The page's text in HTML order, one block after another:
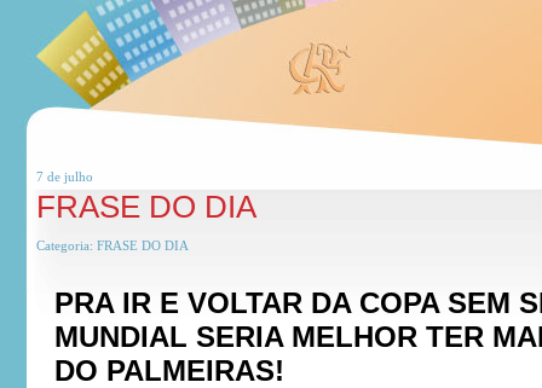
7 de julho
FRASE DO DIA
Categoria: FRASE DO DIA
PRA IR E VOLTAR DA COPA SEM
MUNDIAL SERIA MELHOR TER
DO PALMEIRAS!